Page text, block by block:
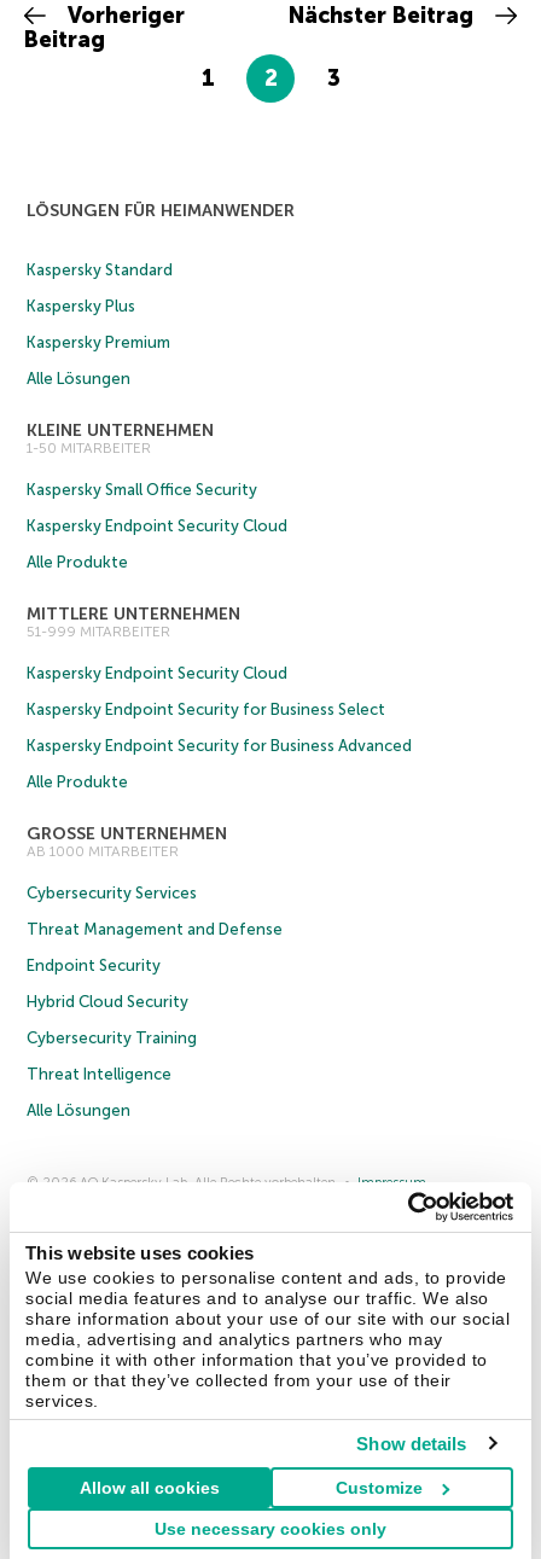
This website uses cookies
We use cookies to personalise content and ads, to provide
social media features and to analyse our traffic. We also
share information about your use of our site with our social
media, advertising and analytics partners who may
combine it with other information that you’ve provided to
them or that they’ve collected from your use of their
services.
Show details
Allow all cookies Customize
Use necessary cookies only
Vorheriger
Beitrag
1
2 3
Nächster Beitrag
LÖSUNGEN FÜR HEIMANWENDER
Kaspersky Standard
Kaspersky Plus
Kaspersky Premium
Alle Lösungen
KLEINE UNTERNEHMEN
1-50 MITARBEITER
Kaspersky Small Office Security
Kaspersky Endpoint Security Cloud
Alle Produkte
MITTLERE UNTERNEHMEN
51-999 MITARBEITER
Kaspersky Endpoint Security Cloud
Kaspersky Endpoint Security for Business Select
Kaspersky Endpoint Security for Business Advanced
Alle Produkte
GROSSE UNTERNEHMEN
AB 1000 MITARBEITER
Cybersecurity Services
Threat Management and Defense
Endpoint Security
Hybrid Cloud Security
Cybersecurity Training
Threat Intelligence
Alle Lösungen
© 2026 AO Kaspersky Lab. Alle Rechte vorbehalten.
Impressum
Lizenzvereinbarung B2B
Anmeldung zum Newsletter für B2B-Vertriebspartner
Kontakt Über uns Partner Blog
Weitere Informationen
Pressemitteilungen
Securelist Eugene Personal Blog Enzyklopädie
Deutschland & Schweiz